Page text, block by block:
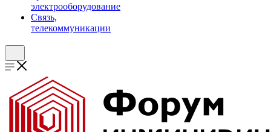
электрооборудование
Связь,
телекоммуникации